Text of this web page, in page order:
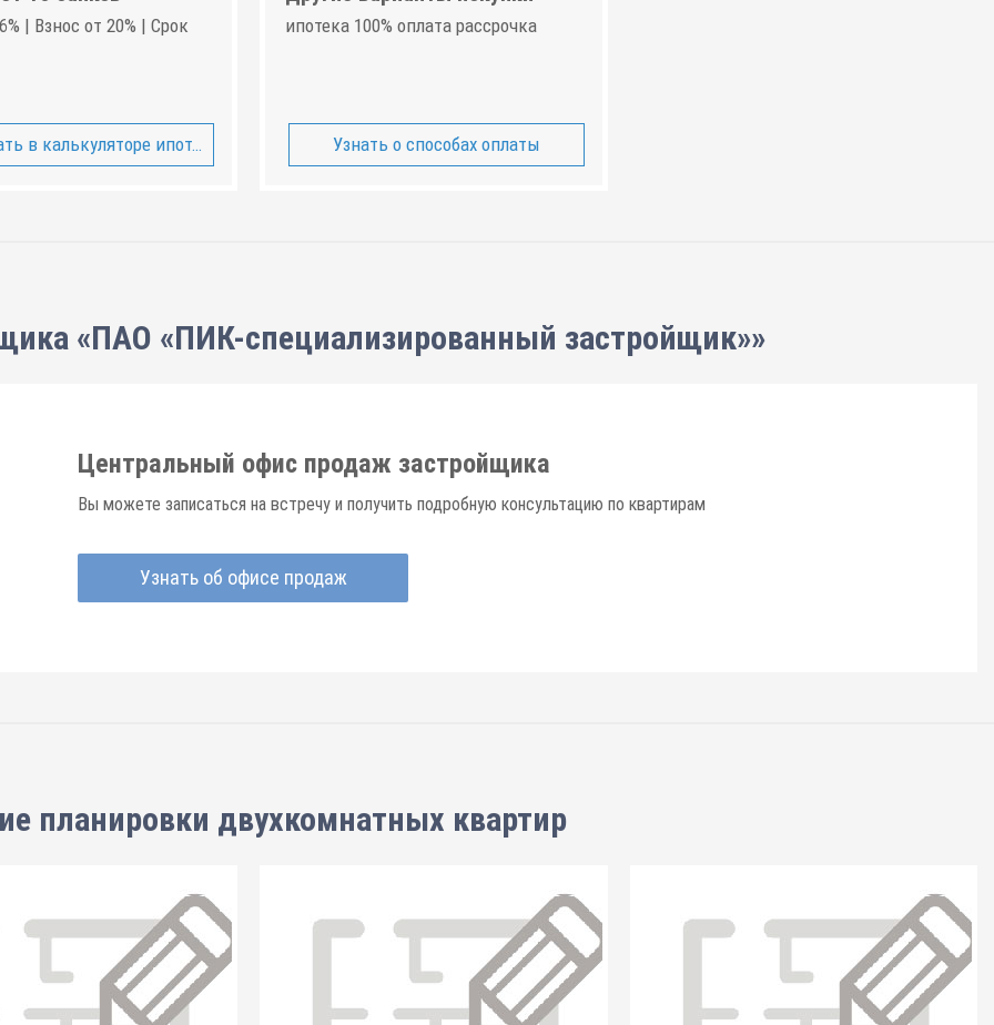
| Взнос от 20% | Срок
в калькуляторе ипотеки
ипотека 100% оплата рассрочка
Узнать о способах оплаты
«ПАО «ПИК-специализированный застройщик»»
Центральный офис продаж застройщика
Вы можете записаться на встречу и получить подробную консультацию по квартирам
Узнать об офисе продаж
планировки двухкомнатных квартир